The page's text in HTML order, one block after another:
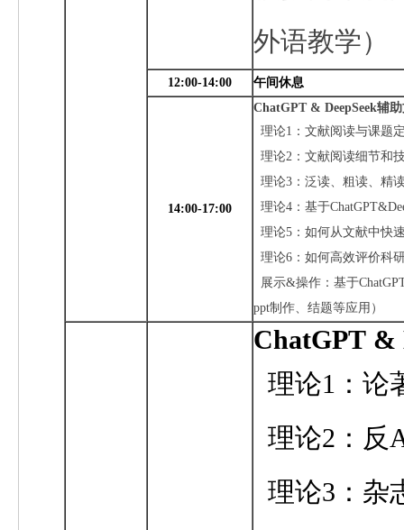
外语教学）
12:00-14:00 午间休息
14:00-17:00
ChatGPT& DeepSeek辅
理论1：文献阅读与课题
理论2：文献阅读细节和
理论3：泛读、粗读、精
理论4：基于
理论5：如何从文献中快
理论6：如何高效评价科
展示&操作：基于
ppt制作、结题等应用）
ChatGPT &
理论1：论
理论2：反
理论3：杂